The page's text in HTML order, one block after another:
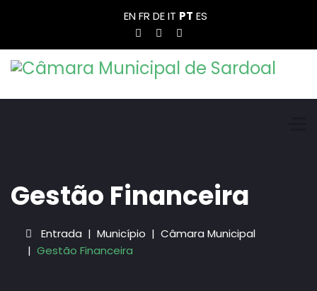
ENFR DEIT PT ES
Gestão Financeira
Entrada Município
Câmara Municipal
Gestão Financeira